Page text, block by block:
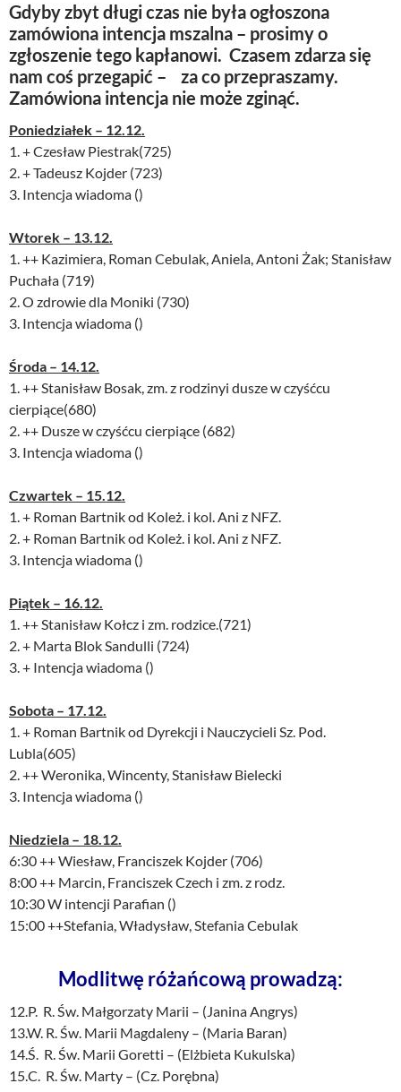
Gdyby zbyt długi czas nie była ogłoszona
zamówiona intencja mszalna – prosimy o
zgłoszenie tego kapłanowi. Czasem zdarza się
nam coś przegapić – za co przepraszamy.
Zamówiona intencja nie może zginąć.
Poniedziałek – 12.12.
1. + Czesław Piestrak(725)
2. + Tadeusz Kojder (723)
3. Intencja wiadoma ()
Wtorek – 13.12.
1. ++ Kazimiera, Roman Cebulak, Aniela, Antoni Żak; Stanisław
Puchała (719)
2. O zdrowie dla Moniki (730)
3. Intencja wiadoma ()
Środa – 14.12.
1. ++ Stanisław Bosak, zm. z rodzinyi dusze w czyśćcu
cierpiące(680)
2. ++ Dusze w czyśćcu cierpiące (682)
3. Intencja wiadoma ()
Czwartek – 15.12.
1. + Roman Bartnik od Koleż. i kol. Ani z NFZ.
2. + Roman Bartnik od Koleż. i kol. Ani z NFZ.
3. Intencja wiadoma ()
Piątek – 16.12.
1. ++ Stanisław Kołcz i zm. rodzice.(721)
2. + Marta Blok Sandulli (724)
3. + Intencja wiadoma ()
Sobota – 17.12.
1. + Roman Bartnik od Dyrekcji i Nauczycieli Sz. Pod.
Lubla(605)
2. ++ Weronika, Wincenty, Stanisław Bielecki
3. Intencja wiadoma ()
Niedziela – 18.12.
6:30 ++ Wiesław, Franciszek Kojder (706)
8:00 ++ Marcin, Franciszek Czech i zm. z rodz.
10:30 W intencji Parafian ()
15:00 ++Stefania, Władysław, Stefania Cebulak
Modlitwę różańcową prowadzą:
12.P. R. Św. Małgorzaty Marii – (Janina Angrys)
13.W. R. Św. Marii Magdaleny – (Maria Baran)
14.Ś. R. Św. Marii Goretti – (Elżbieta Kukulska)
15.C. R. Św. Marty – (Cz. Porębna)